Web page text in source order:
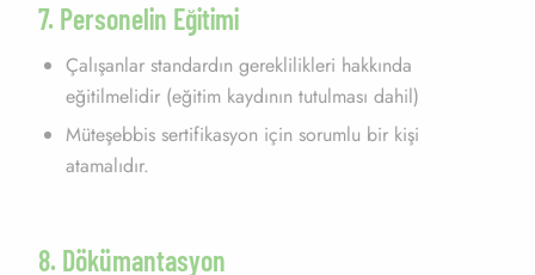
7. Personelin Eğitimi
Çalışanlar standardın gereklilikleri hakkında
eğitilmelidir (eğitim kaydının tutulması dahil)
Müteşebbis sertifikasyon için sorumlu bir kişi
atamalıdır.
8. Dökümantasyon